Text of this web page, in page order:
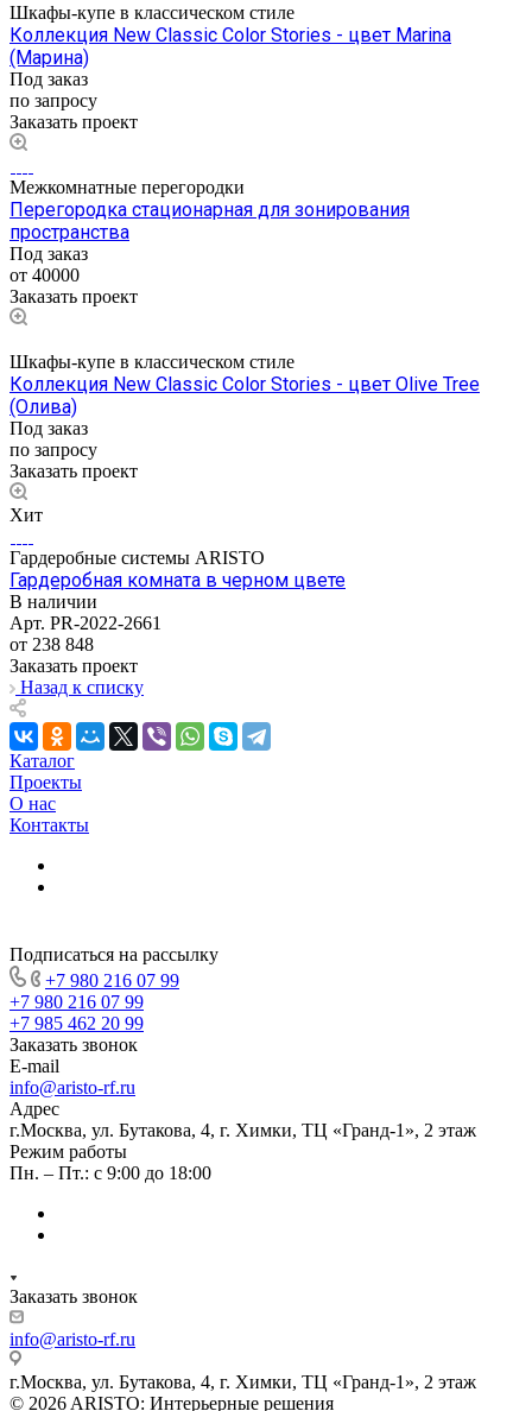
Шкафы-купе в классическом стиле
Коллекция New Classic Color Stories - цвет Marina
(Марина)
Под заказ
по запросу
Заказать проект
Межкомнатные перегородки
Перегородка стационарная для зонирования
пространства
Под заказ
от 40000
Заказать проект
Шкафы-купе в классическом стиле
Коллекция New Classic Color Stories - цвет Olive Tree
(Олива)
Под заказ
по запросу
Заказать проект
Хит
Гардеробные системы ARISTO
Гардеробная комната в черном цвете
В наличии
Арт. PR-2022-2661
от 238 848
Заказать проект
Назад к списку
Каталог
Проекты
О нас
Контакты
Подписаться на рассылку
+7 980 216 07 99
+7 980 216 07 99
+7 985 462 20 99
Заказать звонок
E-mail
info@aristo-rf.ru
Адрес
г.Москва, ул. Бутакова, 4, г. Химки, ТЦ «Гранд-1», 2 этаж
Режим работы
Пн. – Пт.: с 9:00 до 18:00
Заказать звонок
info@aristo-rf.ru
г.Москва, ул. Бутакова, 4, г. Химки, ТЦ «Гранд-1», 2 этаж
© 2026 ARISTO: Интерьерные решения